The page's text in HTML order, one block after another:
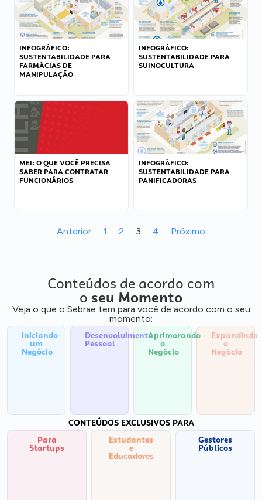
INFOGRÁFICO:
SUSTENTABILIDADE PARA
FARMÁCIAS DE
MANIPULAÇÃO
INFOGRÁFICO:
SUSTENTABILIDADE PARA
SUINOCULTURA
MEI: O QUE VOCÊ PRECISA
SABER PARA CONTRATAR
FUNCIONÁRIOS
INFOGRÁFICO:
SUSTENTABILIDADE PARA
PANIFICADORAS
Anterior 1 2 3 4 Próximo
Conteúdos de acordo com
o seu Momento
Veja o que o Sebrae tem para você de acordo com o seu
momento:
Iniciando
um
Negócio
Desenvolvimento
Pessoal
Aprimorando
o
Negócio
Expandindo
o
Negócio
CONTEÚDOS EXCLUSIVOS PARA
Para
Startups
Estudantes
e
Educadores
Gestores
Públicos